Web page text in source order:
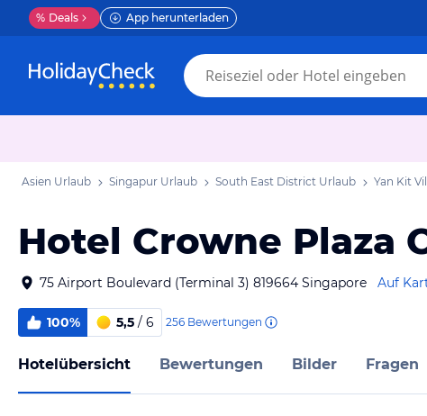
% Deals App herunterladen
Asien Urlaub Singapur Urlaub South East District Urlaub Yan Kit
Hotel Crowne Plaza
75 Airport Boulevard (Terminal 3) 819664 Singapore Auf
100% 5,5 / 6 256 Bewertungen
Hotelübersicht Bewertungen Bilder Fragen